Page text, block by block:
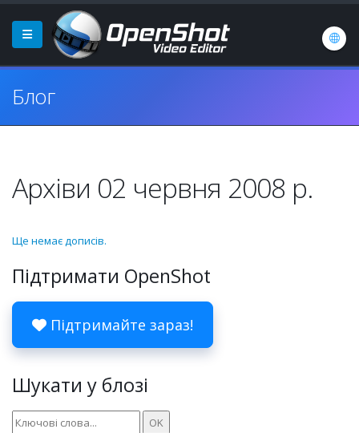
Блог
Архіви 02 червня 2008 р.
Ще немає дописів.
Підтримати OpenShot
Підтримайте зараз!
Шукати у блозі